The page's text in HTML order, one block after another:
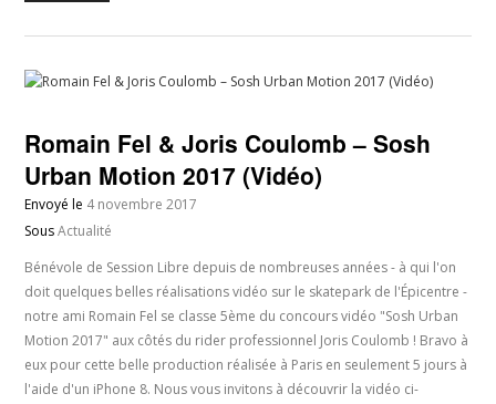
Romain Fel & Joris Coulomb – Sosh
Urban Motion 2017 (Vidéo)
Envoyé le 4 novembre 2017
SousActualité
Bénévole de Session Libre depuis de nombreuses années - à qui l'on
doit quelques belles réalisations vidéo sur le skatepark de l'Épicentre -
notre ami Romain Fel se classe 5ème du concours vidéo "Sosh Urban
Motion 2017" aux côtés du rider professionnel Joris Coulomb ! Bravo à
eux pour cette belle production réalisée à Paris en seulement 5 jours à
l'aide d'un iPhone 8. Nous vous invitons à découvrir la vidéo ci-